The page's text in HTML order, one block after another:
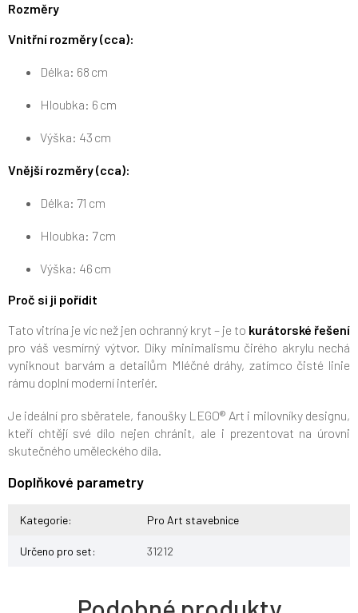
Rozměry
Vnitřní rozměry (cca):
Délka: 68 cm
Hloubka: 6 cm
Výška: 43 cm
Vnější rozměry (cca):
Délka: 71 cm
Hloubka: 7 cm
Výška: 46 cm
Proč si ji pořídit
Tato vitrína je víc než jen ochranný kryt – je to kurátorské řešení
pro váš vesmírný výtvor. Díky minimalismu čirého akrylu nechá
vyniknout barvám a detailům Mléčné dráhy, zatímco čisté linie
rámu doplní moderní interiér.
Je ideální pro sběratele, fanoušky LEGO® Art i milovníky designu,
kteří chtějí své dílo nejen chránit, ale i prezentovat na úrovni
skutečného uměleckého díla.
Doplňkové parametry
Kategorie: Pro Art stavebnice
Určeno pro set: 31212